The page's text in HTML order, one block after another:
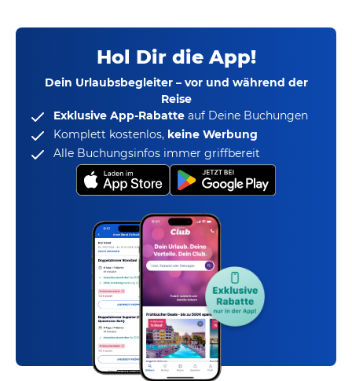
Hol Dir die App!
Dein Urlaubsbegleiter – vor und während der
Reise
Exklusive App-Rabatte auf Deine Buchungen
Komplett kostenlos, keine Werbung
Alle Buchungsinfos immer griffbereit